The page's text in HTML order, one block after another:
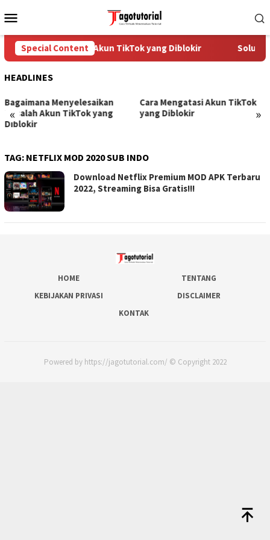
to
Menu
Special Content
Cara Mengatasi Akun TikTok yang Diblokir Solusi
HEADLINES
« »
Bagaimana Menyelesaikan
Masalah Akun TikTok yang
Diblokir
Cara Mengatasi Akun TikTok
yang Diblokir
TAG: NETFLIX MOD 2020 SUB INDO
Download Netflix Premium MOD APK Terbaru
2022, Streaming Bisa Gratis!!!
HOME
TENTANG
KEBIJAKAN PRIVASI
DISCLAIMER
KONTAK
Powered by https://jagotutorial.com/ © Copyright 2022